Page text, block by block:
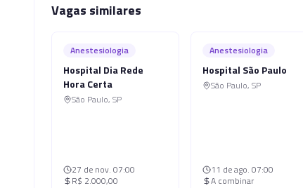
Vagas similares
Anestesiologia
Hospital Dia Rede
Hora Certa
São Paulo, SP
27 de nov. 07:00
R$ 2.000,00
Anestesiologia
Hospital São Paulo
São Paulo, SP
11 de ago. 07:00
A combinar